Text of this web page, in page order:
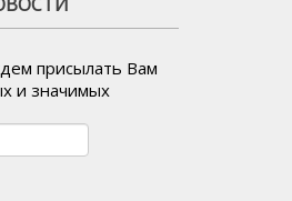
присылать Вам
и значимых